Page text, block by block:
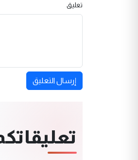
تعليق
إرسال التعليق